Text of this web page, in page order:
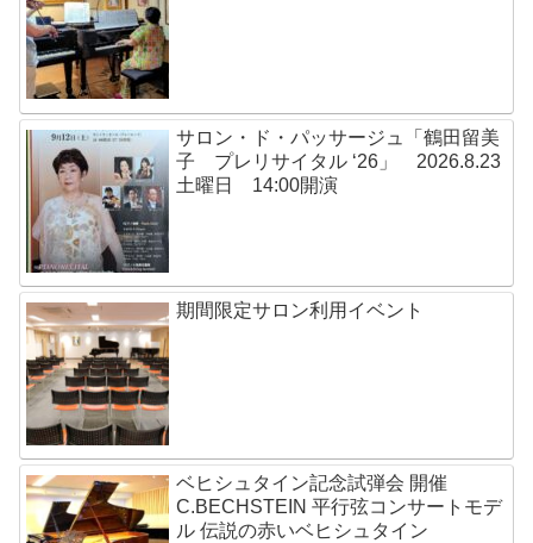
サロン・ド・パッサージュ「鶴田留美
子 プレリサイタル ‘26」 2026.8.23
土曜日 14:00開演
期間限定サロン利用イベント
ベヒシュタイン記念試弾会 開催
C.BECHSTEIN 平行弦コンサートモデ
ル 伝説の赤いベヒシュタイン